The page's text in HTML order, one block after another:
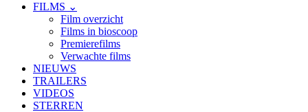
FILMS ⌄
Film overzicht
Films in bioscoop
Premierefilms
Verwachte films
NIEUWS
TRAILERS
VIDEOS
STERREN